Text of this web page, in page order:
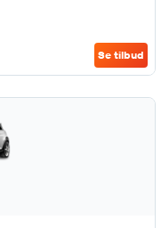
Se tilbud